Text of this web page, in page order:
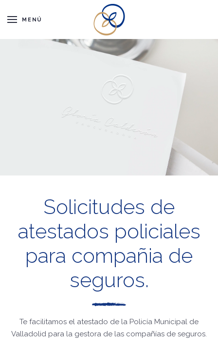
MENÚ
Solicitudes de
atestados policiales
para compañia de
seguros.
Te facilitamos el atestado de la Policía Municipal de
Valladolid para la gestora de las compañías de seguros.